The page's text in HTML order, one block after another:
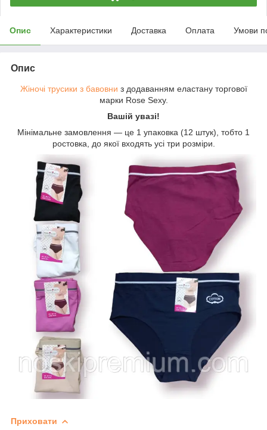
Опис Характеристики Доставка Оплата Умови
Опис
Жіночі трусики з бавовни з додаванням еластану торгової
марки Rose Sexy.
Вашій увазі!
Мінімальне замовлення — це 1 упаковка (12 штук), тобто 1
ростовка, до якої входять усі три розміри.
Приховати